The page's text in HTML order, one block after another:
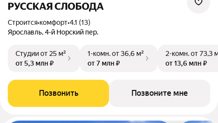
РУССКАЯ СЛОБОДА
Строится•комфорт•4.1 (13)
Ярославль, 4-й Норский пер.
Студииот 25 м²
от 5,3 млн ₽
1-комн.от 36,6 м²
от 7 млн ₽
2-комн.от 73,3
от 13,6 млн ₽
Позвонить Позвоните мне